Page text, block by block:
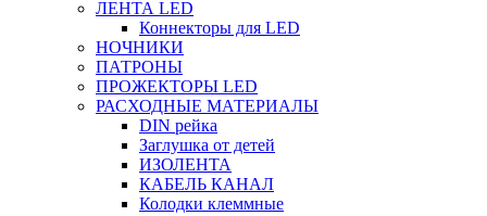
ЛЕНТА LED
Коннекторы для LED
НОЧНИКИ
ПАТРОНЫ
ПРОЖЕКТОРЫ LED
РАСХОДНЫЕ МАТЕРИАЛЫ
DIN рейка
Заглушка от детей
ИЗОЛЕНТА
КАБЕЛЬ КАНАЛ
Колодки клеммные